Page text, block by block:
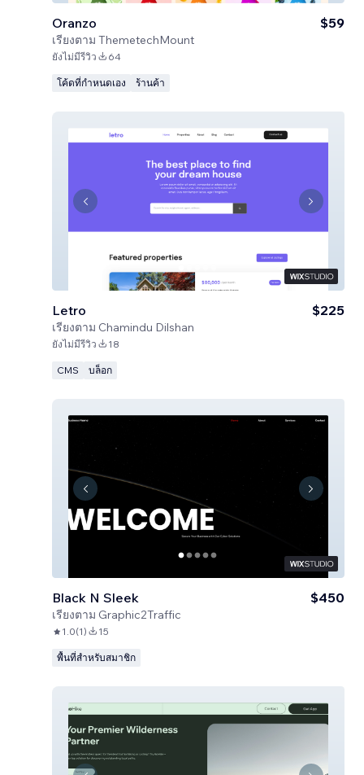
Oranzo
เรียงตาม ThemetechMount
$59
ยังไม่มีรีวิว 64
โค้ดที่กำหนดเอง ร้านค้า
Letro
เรียงตาม Chamindu Dilshan
$225
ยังไม่มีรีวิว 18
CMS บล็อก
Black N Sleek
เรียงตาม Graphic2Traffic
$450
1.0(1) 15
พื้นที่สำหรับสมาชิก